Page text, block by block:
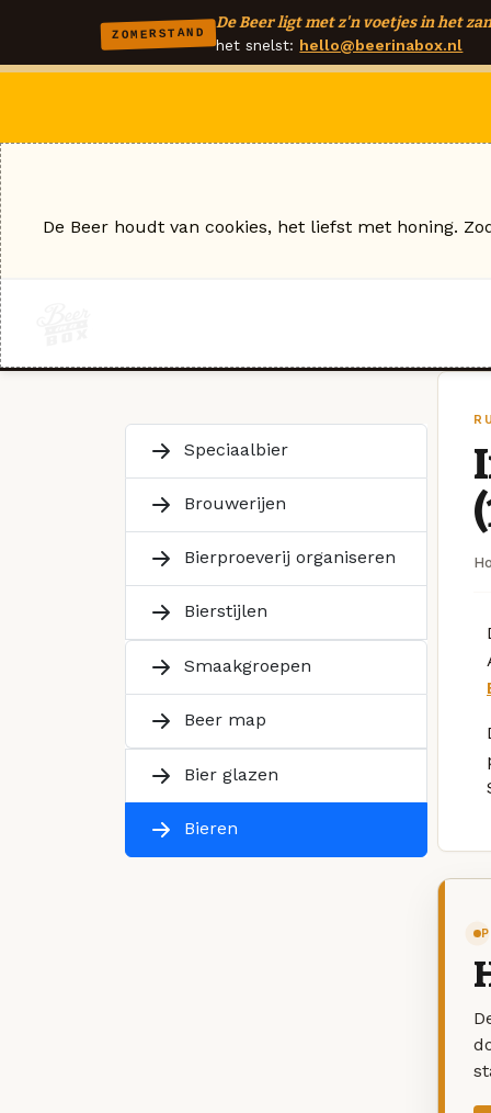
ZOMERSTAND
De Beer ligt met z'n voetjes in het
het snelst: hello@beerinabox.nl
Speciaalbier
Brouwerijen
Bierproeverij organiseren
Bierstijlen
Smaakgroepen
Beer map
Bier glazen
Bieren
De Beer houdt van cookies, het liefst met honing.